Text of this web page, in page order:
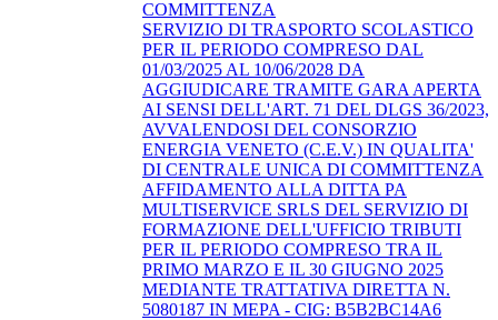
COMMITTENZA
SERVIZIO DI TRASPORTO SCOLASTICO
PER IL PERIODO COMPRESO DAL
01/03/2025 AL 10/06/2028 DA
AGGIUDICARE TRAMITE GARA APERTA
AI SENSI DELL'ART. 71 DEL DLGS 36/2023,
AVVALENDOSI DEL CONSORZIO
ENERGIA VENETO (C.E.V.) IN QUALITA'
DI CENTRALE UNICA DI COMMITTENZA
AFFIDAMENTO ALLA DITTA PA
MULTISERVICE SRLS DEL SERVIZIO DI
FORMAZIONE DELL'UFFICIO TRIBUTI
PER IL PERIODO COMPRESO TRA IL
PRIMO MARZO E IL 30 GIUGNO 2025
MEDIANTE TRATTATIVA DIRETTA N.
5080187 IN MEPA - CIG: B5B2BC14A6